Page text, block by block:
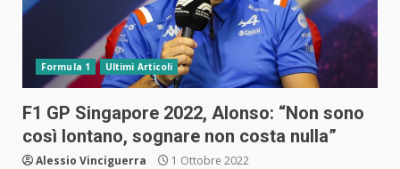
Formula 1 Ultimi Articoli
F1 GP Singapore 2022, Alonso: “Non sono
così lontano, sognare non costa nulla”
Alessio Vinciguerra 1 Ottobre 2022